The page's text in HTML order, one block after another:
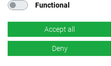
Banner
Functional
Accept all
Deny